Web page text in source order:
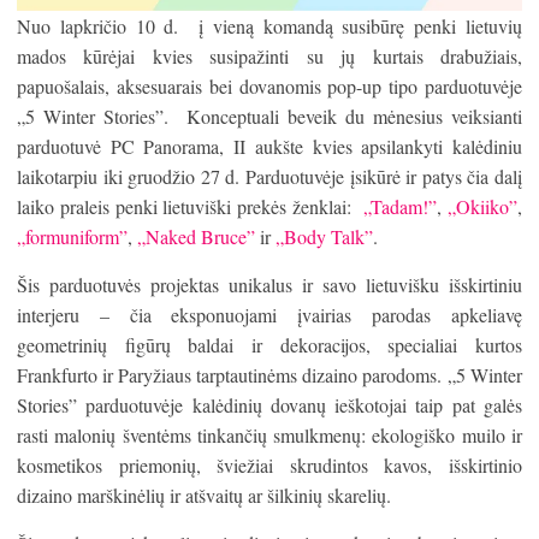
Nuo lapkričio 10 d. į vieną komandą susibūrę penki lietuvių
mados kūrėjai kvies susipažinti su jų kurtais drabužiais,
papuošalais, aksesuarais bei dovanomis pop-up tipo parduotuvėje
„5 Winter Stories”. Konceptuali beveik du mėnesius veiksianti
parduotuvė PC Panorama, II aukšte kvies apsilankyti kalėdiniu
laikotarpiu iki gruodžio 27 d. Parduotuvėje įsikūrė ir patys čia dalį
laiko praleis penki lietuviški prekės ženklai: „Tadam!”, „Okiiko”,
„formuniform”, „Naked Bruce”ir„Body Talk”.
Šis parduotuvės projektas unikalus ir savo lietuvišku išskirtiniu
interjeru – čia eksponuojami įvairias parodas apkeliavę
geometrinių figūrų baldai ir dekoracijos, specialiai kurtos
Frankfurto ir Paryžiaus tarptautinėms dizaino parodoms. „5 Winter
Stories” parduotuvėje kalėdinių dovanų ieškotojai taip pat galės
rasti malonių šventėms tinkančių smulkmenų: ekologiško muilo ir
kosmetikos priemonių, šviežiai skrudintos kavos, išskirtinio
dizaino marškinėlių ir atšvaitų ar šilkinių skarelių.